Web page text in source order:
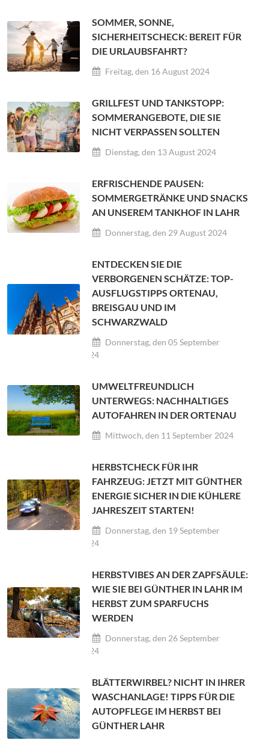
SOMMER, SONNE,
SICHERHEITSCHECK: BEREIT FÜR
DIE URLAUBSFAHRT?
Freitag, den 16 August 2024
GRILLFEST UND TANKSTOPP:
SOMMERANGEBOTE, DIE SIE
NICHT VERPASSEN SOLLTEN
Dienstag, den 13 August 2024
ERFRISCHENDE PAUSEN:
SOMMERGETRÄNKE UND SNACKS
AN UNSEREM TANKHOF IN LAHR
Donnerstag, den 29 August 2024
ENTDECKEN SIE DIE
VERBORGENEN SCHÄTZE: TOP-
AUSFLUGSTIPPS ORTENAU,
BREISGAU UND IM
SCHWARZWALD
Donnerstag, den 05 September
2024
UMWELTFREUNDLICH
UNTERWEGS: NACHHALTIGES
AUTOFAHREN IN DER ORTENAU
Mittwoch, den 11 September 2024
HERBSTCHECK FÜR IHR
FAHRZEUG: JETZT MIT GÜNTHER
ENERGIE SICHER IN DIE KÜHLERE
JAHRESZEIT STARTEN!
Donnerstag, den 19 September
2024
HERBSTVIBES AN DER ZAPFSÄULE:
WIE SIE BEI GÜNTHER IN LAHR IM
HERBST ZUM SPARFUCHS
WERDEN
Donnerstag, den 26 September
2024
BLÄTTERWIRBEL? NICHT IN IHRER
WASCHANLAGE! TIPPS FÜR DIE
AUTOPFLEGE IM HERBST BEI
GÜNTHER LAHR